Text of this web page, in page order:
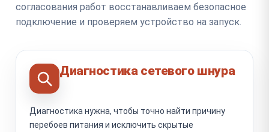
согласования работ восстанавливаем безопасное
подключение и проверяем устройство на запуск.
Диагностика сетевого шнура
Диагностика нужна, чтобы точно найти причину
перебоев питания и исключить скрытые